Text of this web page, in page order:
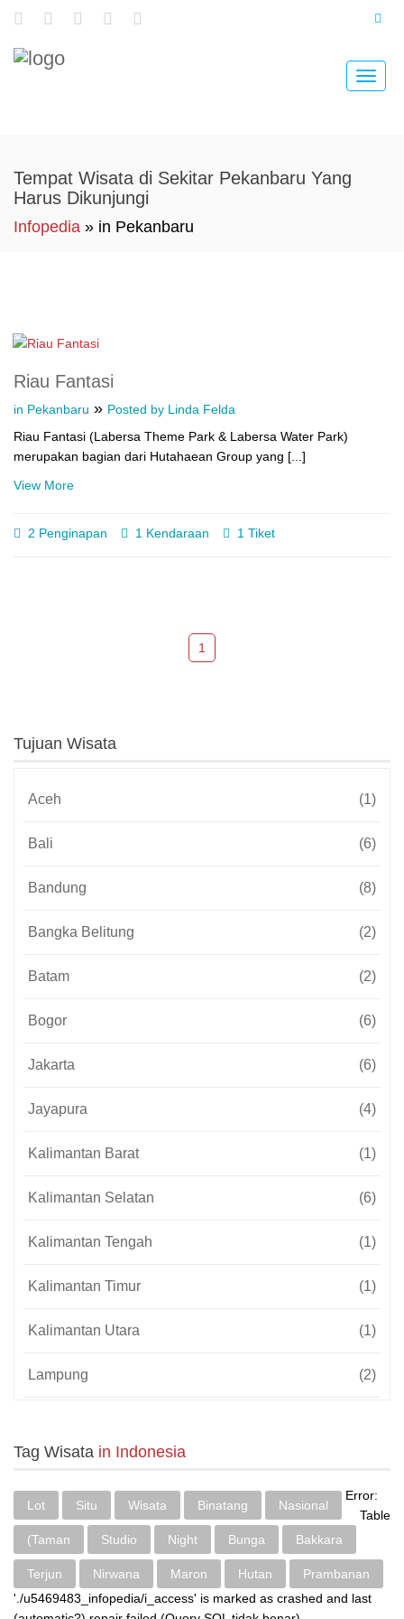
Toggle
Tempat Wisata di Sekitar Pekanbaru Yang
Harus Dikunjungi
Infopedia » in Pekanbaru
Riau Fantasi
in Pekanbaru » Posted by Linda Felda
Riau Fantasi (Labersa Theme Park & Labersa Water Park)
merupakan bagian dari Hutahaean Group yang [...]
View More
2 Penginapan 1 Kendaraan 1 Tiket
1
Tujuan Wisata
Aceh (1)
Bali (6)
Bandung (8)
Bangka Belitung (2)
Batam (2)
Bogor (6)
Jakarta (6)
Jayapura (4)
Kalimantan Barat (1)
Kalimantan Selatan (6)
Kalimantan Tengah (1)
Kalimantan Timur (1)
Kalimantan Utara (1)
Lampung (2)
Makassar
Malang (4)
Manado
Medan (3)
Tag Wisata in Indonesia
Lot Situ Wisata Binatang Nasional
(Taman Studio Night Bunga Bakkara
Terjun Nirwana Maron Hutan Prambanan
Error:
Table
'./u5469483_infopedia/i_access' is marked as crashed and last